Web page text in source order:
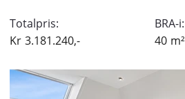
Totalpris:
Kr 3.181.240,-
BRA-i:
40 m²